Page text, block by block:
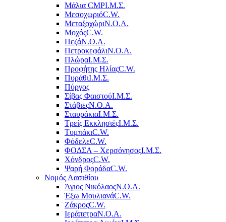
Μάλια CMPΙ.Μ.Σ.
ΜεσοχωριόC.W.
ΜεταξοχώριΝ.Ο.Α.
ΜοχόςC.W.
ΠεζάΝ.Ο.Α.
ΠετροκεφάλιΝ.Ο.Α.
ΠλώραΙ.Μ.Σ.
Προφήτης ΗλίαςC.W.
ΠυράθιΙ.Μ.Σ.
Πύργος
Σίβας ΦαιστούΙ.Μ.Σ.
ΣτάβιεςΝ.Ο.Α.
ΣταυράκιαΙ.Μ.Σ.
Τρείς ΕκκλησιέςΙ.Μ.Σ.
ΤυμπάκιC.W.
ΦόδελεC.W.
ΦΟΔΣΑ – ΧερσόνησοςΙ.Μ.Σ.
ΧόνδροςC.W.
Ψαρή ΦοράδαC.W.
Νομός Λασιθίου
Άγιος ΝικόλαοςΝ.Ο.Α.
Έξω ΜουλιανάC.W.
ΖάκροςC.W.
ΙεράπετραΝ.Ο.Α.